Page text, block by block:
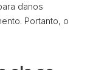
danos
Portanto, o